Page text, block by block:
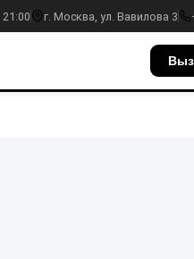
г. Москва, ул. Вавилова 3